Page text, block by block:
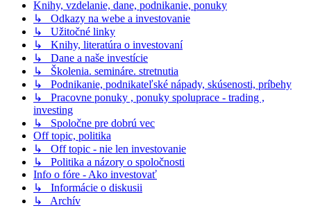
Knihy, vzdelanie, dane, podnikanie, ponuky
↳ Odkazy na webe a investovanie
↳ Užitočné linky
↳ Knihy, literatúra o investovaní
↳ Dane a naše investície
↳ Školenia. semináre. stretnutia
↳ Podnikanie, podnikateľské nápady, skúsenosti, príbehy
↳ Pracovne ponuky , ponuky spoluprace - trading ,
investing
↳ Spoločne pre dobrú vec
Off topic, politika
↳ Off topic - nie len investovanie
↳ Politika a názory o spoločnosti
Info o fóre - Ako investovať
↳ Informácie o diskusii
↳ Archív